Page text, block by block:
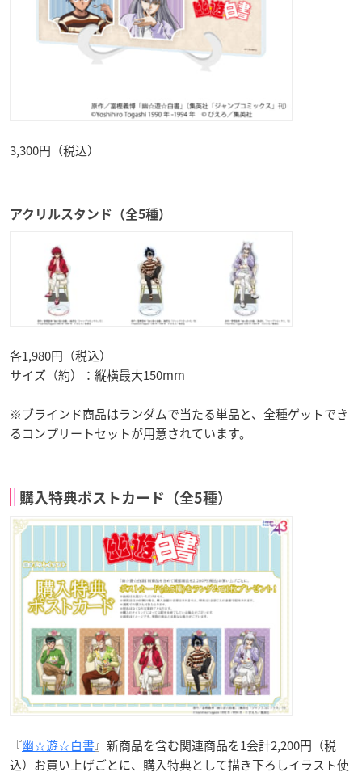
3,300円（税込）
アクリルスタンド（全5種）
各1,980円（税込）
サイズ（約）：縦横最大150mm
※ブラインド商品はランダムで当たる単品と、全種ゲットでき
るコンプリートセットが用意されています。
購入特典ポストカード（全5種）
『幽☆遊☆白書』新商品を含む関連商品を1会計2,200円（税
込）お買い上げごとに、購入特典として描き下ろしイラスト使